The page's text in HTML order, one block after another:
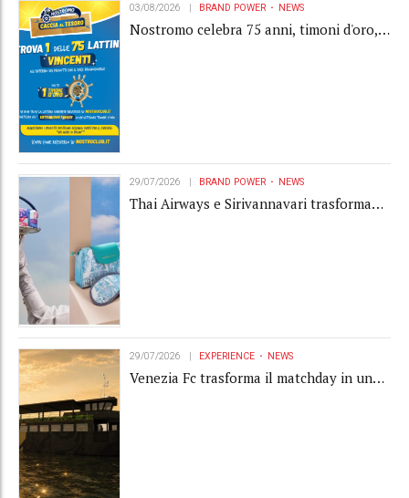
03/08/2026 BRAND POWER NEWS
Nostromo celebra 75 anni, timoni d'oro,
29/07/2026 BRAND POWER NEWS
Thai Airways e Sirivannavari trasformano
29/07/2026 EXPERIENCE NEWS
Venezia Fc trasforma il matchday in una